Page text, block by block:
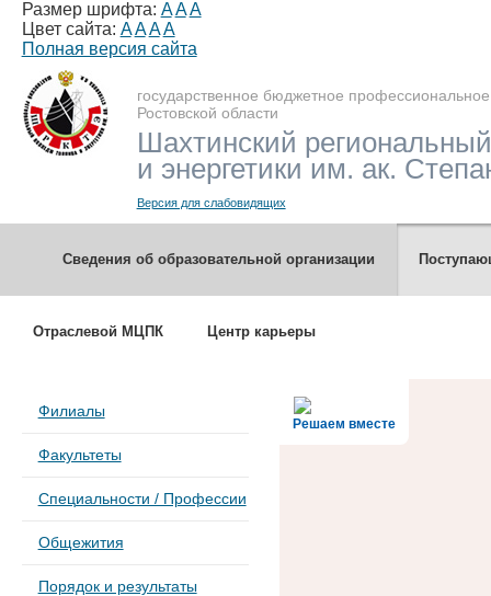
Размер шрифта: A A A
Цвет сайта: A A A A
Полная версия сайта
государственное бюджетное
Ростовской области
Шахтинский
и энергетики им. ак.
Версия для слабовидящих
Сведения об образовательной организации
Отраслевой МЦПК Центр карьеры
Филиалы
Факультеты
Специальности / Профессии
Общежития
Порядок и результаты
Решаем вместе